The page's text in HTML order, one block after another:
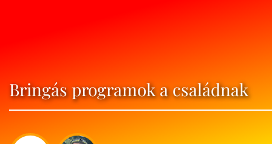
Bringás programok a családnak